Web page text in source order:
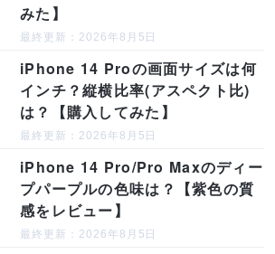
みた】
最終更新：2026年8月5日
iPhone 14 Proの画面サイズは何
インチ？縦横比率(アスペクト比)
は？【購入してみた】
最終更新：2026年8月5日
iPhone 14 Pro/Pro Maxのディー
プパープルの色味は？【紫色の質
感をレビュー】
最終更新：2026年8月5日